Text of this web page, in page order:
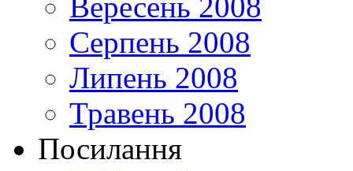
Серпень 2008
Липень 2008
Травень 2008
Посилання